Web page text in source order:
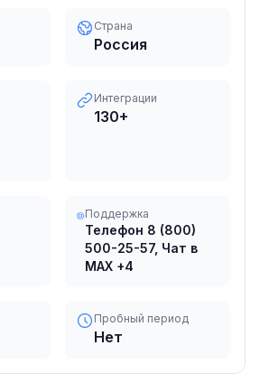
Страна
Россия
Интеграции
130+
Поддержка
Телефон 8 (800)
500-25-57, Чат в
MAX+4
Пробный период
Нет